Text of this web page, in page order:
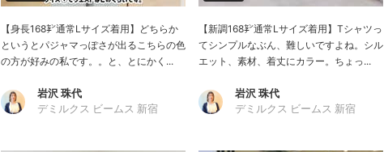
【身長168㌢通常Lサイズ着用】どちらか
というとパジャマっぽさが出るこちらの色
の方が好みの私です。。と、とにかく...
岩沢 珠代
デミルクス ビームス 新宿
【新調168㌢通常Lサイズ着用】Tシャツっ
てシンプルなぶん、難しいですよね。シル
エット、素材、着丈にカラー。ちょっ...
岩沢 珠代
デミルクス ビームス 新宿